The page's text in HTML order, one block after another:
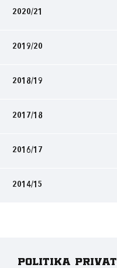
2020/21
2019/20
2018/19
2017/18
2016/17
2014/15
Politika